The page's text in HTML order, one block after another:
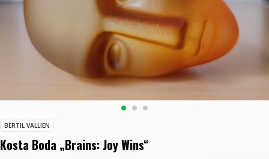
BERTIL VALLIEN
Kosta Boda „Brains: Joy Wins“